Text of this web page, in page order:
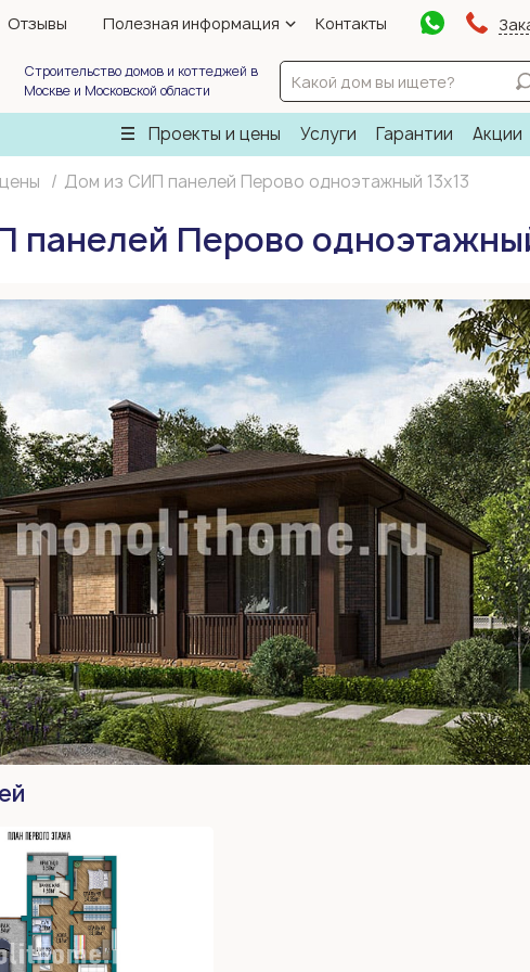
Отзывы Полезная информация Контакты
Строительство домов и коттеджей в
Москве и Московской области
Проекты и цены Услуги Гарантии Акции
Дом из СИП панелей Перово одноэтажный 13х13
панелей Перово